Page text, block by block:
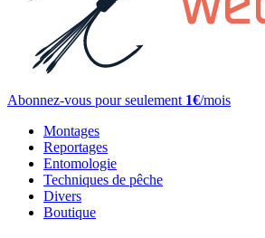
Abonnez-vous pour seulement 1€/mois
Montages
Reportages
Entomologie
Techniques de pêche
Divers
Boutique